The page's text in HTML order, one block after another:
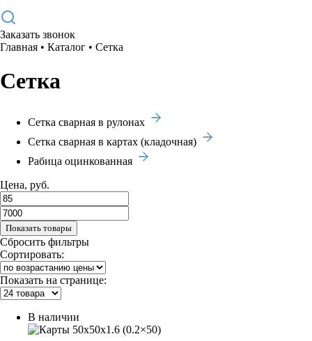
Заказать звонок
Главная • Каталог • Сетка
Сетка
Сетка сварная в рулонах
Сетка сварная в картах (кладочная)
Рабица оцинкованная
Цена, руб.
Показать товары
Сбросить фильтры
Сортировать:
Показать на странице:
В наличии